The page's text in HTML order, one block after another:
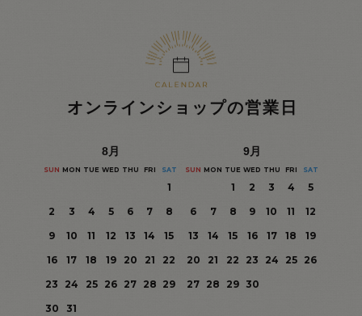
オンラインショップの営業日
8月
SUN MON TUE WED THU FRI SAT
1
2
3 4 5 6 7
8
9
10 11 12 13 14
15
16
17 18 19 20 21
22
23
24 25 26 27 28 29
30
31
9月
SUN MON TUE WED THU FRI SAT
1 2 3 4
5
6
7 8 9 10 11
12
13
14 15 16 17 18
19
20
21 22 23 24 25
26
27 28 29 30